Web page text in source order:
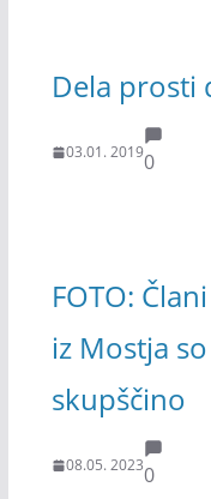
Dela prosti
03.01. 20190
FOTO:
iz Mostja
skupščino
08.05. 20230